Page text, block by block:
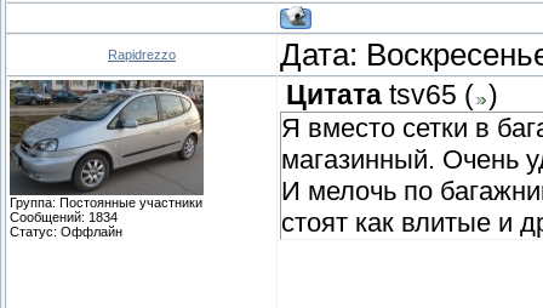
Rapidrezzo Дата:
Группа: Постоянные участники
Сообщений: 1834
Статус: Оффлайн
Цитата tsv65 ( )
Я вместо сетки в
магазинный. Очень
И мелочь по
стоят как влитые и